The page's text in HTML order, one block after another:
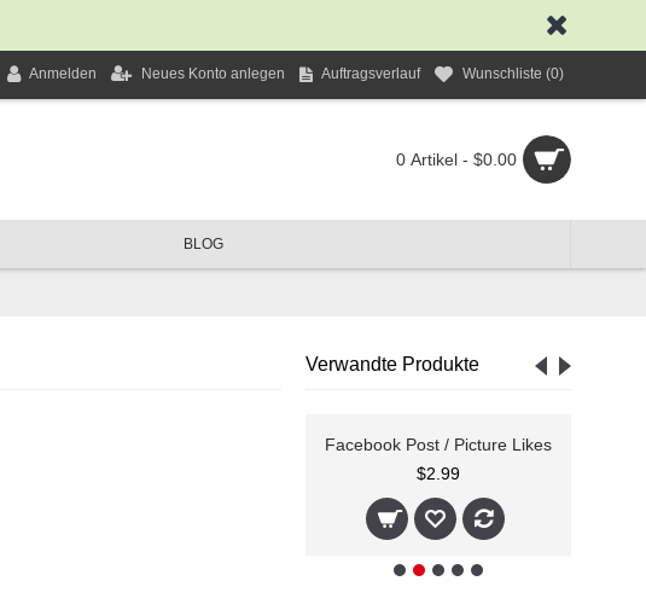
Anmelden Neues Konto anlegen Auftragsverlauf Wunschliste (0)
0 Artikel - $0.00
BLOG
Verwandte Produkte
Facebook Post / Picture Likes
$2.99